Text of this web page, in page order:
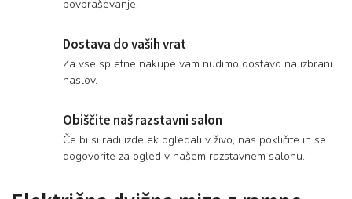
povpraševanje.
Dostava do vaših vrat
Za vse spletne nakupe vam nudimo dostavo na izbrani
naslov.
Obiščite naš razstavni salon
Če bi si radi izdelek ogledali v živo, nas pokličite in se
dogovorite za ogled v našem razstavnem salonu.